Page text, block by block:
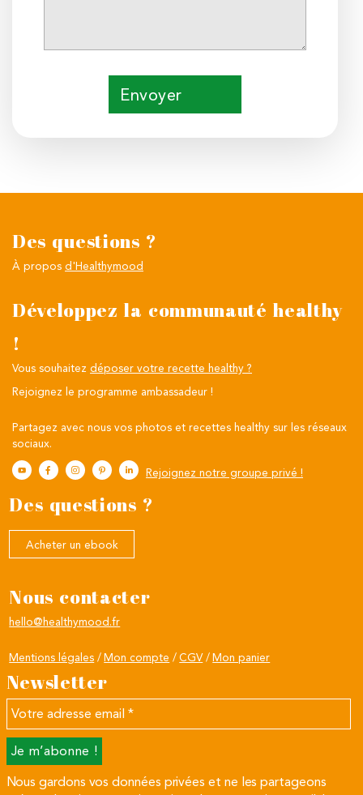
Envoyer
Des questions ?
À propos d'Healthymood
Développez la communauté healthy
!
Vous souhaitez déposer votre recette healthy ?
Rejoignez le programme ambassadeur !
Partagez avec nous vos photos et recettes healthy sur les réseaux
sociaux.
Rejoignez notre groupe privé !
Des questions ?
Acheter un ebook
Nous contacter
hello@healthymood.fr
Mentions légales Mon compte CGV Mon panier
Newsletter
Votre
email
Nous gardons vos données privées et ne les partageons